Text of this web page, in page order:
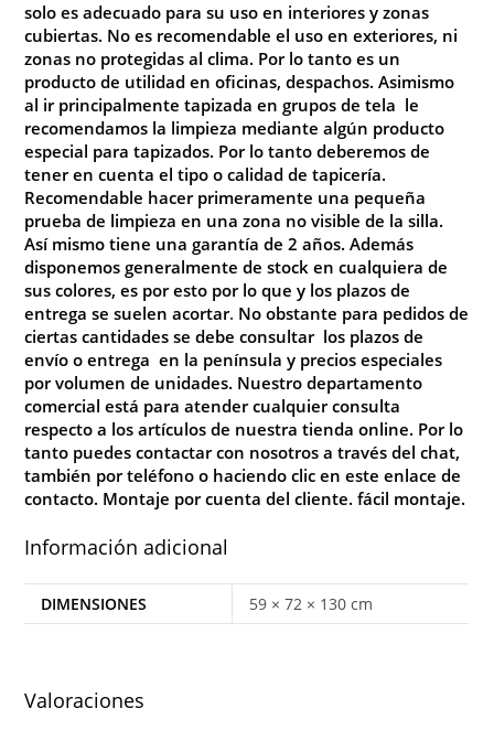
solo es adecuado para su uso en interiores y zonas
cubiertas. No es recomendable el uso en exteriores, ni
zonas no protegidas al clima. Por lo tanto es un
producto de utilidad en oficinas, despachos. Asimismo
al ir principalmente tapizada en grupos de tela le
recomendamos la limpieza mediante algún producto
especial para tapizados. Por lo tanto deberemos de
tener en cuenta el tipo o calidad de tapicería.
Recomendable hacer primeramente una pequeña
prueba de limpieza en una zona no visible de la silla.
Así mismo tiene una garantía de 2 años. Además
disponemos generalmente de stock en cualquiera de
sus colores, es por esto por lo que y los plazos de
entrega se suelen acortar. No obstante para pedidos de
ciertas cantidades se debe consultar los plazos de
envío o entrega en la península y precios especiales
por volumen de unidades. Nuestro departamento
comercial está para atender cualquier consulta
respecto a los artículos de nuestra tienda online. Por lo
tanto puedes contactar con nosotros a través del chat,
también por teléfono o haciendo clic en este enlace de
contacto. Montaje por cuenta del cliente. fácil montaje.
Información adicional
DIMENSIONES 59 × 72 × 130 cm
Valoraciones